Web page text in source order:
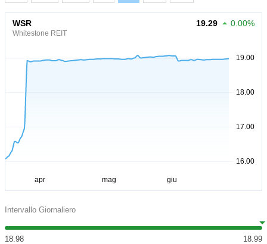
WSR
Whitestone REIT
19.29 0.00%
Intervallo Giornaliero
18.98 18.99